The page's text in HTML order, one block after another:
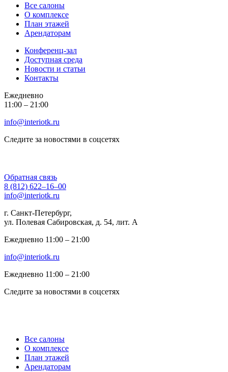
Все салоны
О комплексе
План этажей
Арендаторам
Конференц-зал
Доступная среда
Новости и статьи
Контакты
Ежедневно
11:00 ‒ 21:00
info@interiotk.ru
Следите за новостями в соцсетях
Обратная связь
8 (812) 622‒16‒00
info@interiotk.ru
г. Санкт-Петербург,
ул. Полевая Сабировская, д. 54, лит. А
Ежедневно 11:00 ‒ 21:00
info@interiotk.ru
Ежедневно 11:00 ‒ 21:00
Следите за новостями в соцсетях
Все салоны
О комплексе
План этажей
Арендаторам